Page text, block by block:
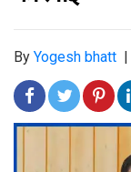
By Yogesh bhatt